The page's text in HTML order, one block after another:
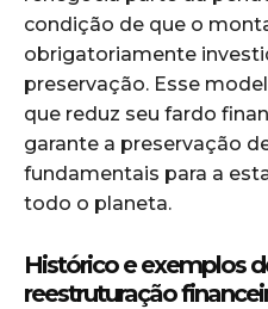
condição de que o
obrigatoriamente
preservação. Esse
que reduz seu fardo
garante a preservação
fundamentais para a
todo o planeta.
Histórico e exemplos
reestruturação